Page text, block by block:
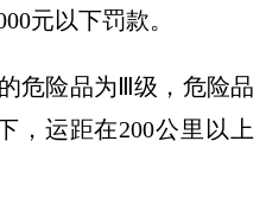
元以下罚款。
危险品为Ⅲ级，危险品
，运距在200公里以上